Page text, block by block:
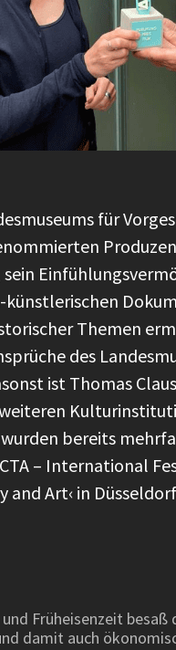
für
Themen
des
ist Thomas
bereits
– International
Art‹ in
Früheisenzeit
damit auch